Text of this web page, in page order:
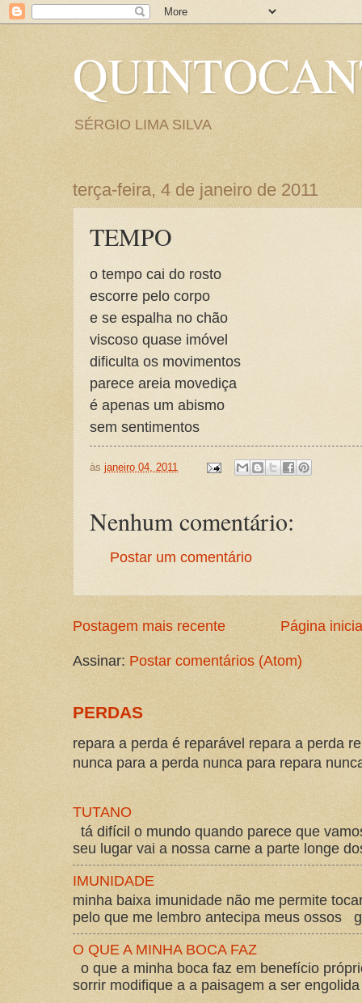
SÉRGIO LIMA SILVA
terça-feira, 4 de janeiro de 2011
TEMPO
o tempo cai do rosto
escorre pelo corpo
e se espalha no chão
viscoso quase imóvel
dificulta os movimentos
parece areia movediça
é apenas um abismo
sem sentimentos
às janeiro 04, 2011
Nenhum comentário:
Postar um comentário
Postagem mais recente Página
Assinar: Postar comentários (Atom)
PERDAS
repara a perda é reparável repara a perda
nunca para a perda nunca para repara
TUTANO
tá difícil o mundo quando parece que
seu lugar vai a nossa carne a parte longe
IMUNIDADE
minha baixa imunidade não me permite
pelo que me lembro antecipa meus ossos
O QUE A MINHA BOCA FAZ
o que a minha boca faz em benefício
sorrir modifique a a paisagem a ser